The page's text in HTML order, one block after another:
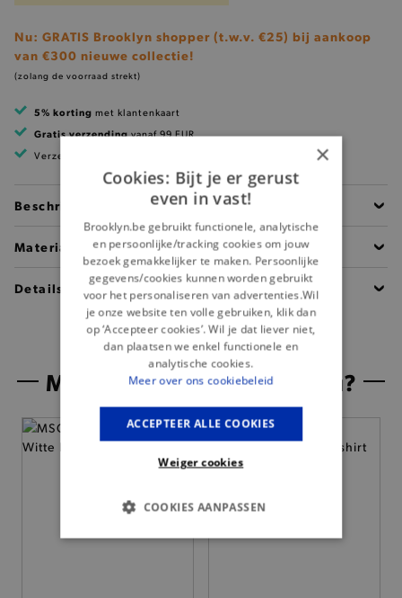
Nu: GRATIS Brooklyn shopper (t.w.v. €25) bij aankoop
van €300 nieuwe collectie!
(zolang de voorraad strekt)
5% korting met klantenkaart
Gratis verzendingvanaf 99 EUR
Verzending binnen 1 à 2 werkdagen
Beschrijving
Materiaal
Details
Misschien is dit iets voor jou?
×
Cookies: Bijt je er gerust
even in vast!
Brooklyn.be gebruikt functionele, analytische
en persoonlijke/tracking cookies om jouw
bezoek gemakkelijker te maken. Persoonlijke
gegevens/cookies kunnen worden gebruikt
voor het personaliseren van advertenties.Wil
je onze website ten volle gebruiken, klik dan
op ‘Accepteer cookies’. Wil je dat liever niet,
dan plaatsen we enkel functionele en
analytische cookies.
Meer over ons cookiebeleid
ACCEPTEER ALLE COOKIES
Weiger cookies
COOKIES AANPASSEN
BASIS COOKIES